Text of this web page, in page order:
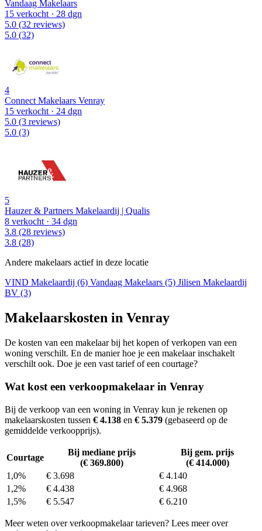
Vandaag Makelaars
15 verkocht · 28 dgn
5.0 (32 reviews)
5.0 (32)
4
Connect Makelaars Venray
15 verkocht · 24 dgn
5.0 (3 reviews)
5.0 (3)
5
Hauzer & Partners Makelaardij | Qualis
8 verkocht· 34 dgn
3.8 (28 reviews)
3.8 (28)
Andere makelaars actief in deze locatie
VIND Makelaardij (6) Vandaag Makelaars (5) Jilisen Makelaardij
BV (3)
Makelaarskosten in Venray
De kosten van een makelaar bij het kopen of verkopen van een
woning verschilt. En de manier hoe je een makelaar inschakelt
verschilt ook. Doe je een vast tarief of een courtage?
Wat kost een verkoopmakelaar in Venray
Bij de verkoop van een woning in Venray kun je rekenen op
makelaarskosten tussen € 4.138 en € 5.379 (gebaseerd op de
gemiddelde verkoopprijs).
Courtage
Bij mediane prijs
(€ 369.800)
Bij gem. prijs
(€ 414.000)
1,0%
€ 3.698
€ 4.140
1,2%
€ 4.438
€ 4.968
1,5%
€ 5.547 € 6.210
Meer weten over verkoopmakelaar tarieven? Lees meer over